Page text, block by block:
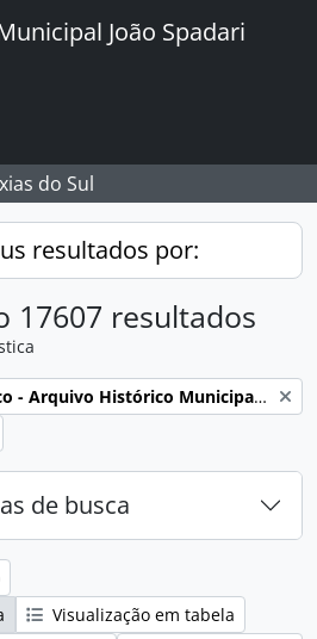
João Spadari
do Sul
resultados por:
17607 resultados
Unidade Arquivo Público - Arquivo Histórico Municipal João Spadari Adami
de busca
Visualização em tabela